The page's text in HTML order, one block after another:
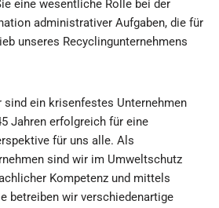
eine wesentliche Rolle bei der
administrativer Aufgaben, die für
unseres Recyclingunternehmens
sind ein krisenfestes Unternehmen
Jahren erfolgreich für eine
für uns alle. Als
sind wir im Umweltschutz
Kompetenz und mittels
betreiben wir verschiedenartige